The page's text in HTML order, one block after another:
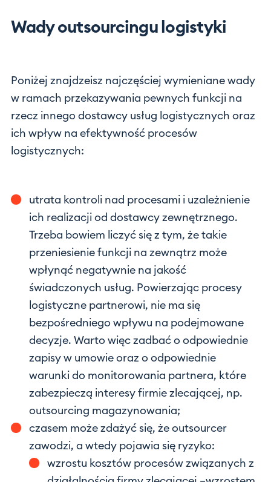
Wady outsourcingu logistyki
Poniżej znajdzeisz najczęściej wymieniane wady
w ramach przekazywania pewnych funkcji na
rzecz innego dostawcy usług logistycznych oraz
ich wpływ na efektywność procesów
logistycznych:
utrata kontroli nad procesami i uzależnienie
ich realizacji od dostawcy zewnętrznego.
Trzeba bowiem liczyć się z tym, że takie
przeniesienie funkcji na zewnątrz może
wpłynąć negatywnie na jakość
świadczonych usług. Powierzając procesy
logistyczne partnerowi, nie ma się
bezpośredniego wpływu na podejmowane
decyzje. Warto więc zadbać o odpowiednie
zapisy w umowie oraz o odpowiednie
warunki do monitorowania partnera, które
zabezpieczą interesy firmie zlecającej, np.
outsourcing magazynowania;
czasem może zdażyć się, że outsourcer
zawodzi, a wtedy pojawia się ryzyko:
wzrostu kosztów procesów związanych z